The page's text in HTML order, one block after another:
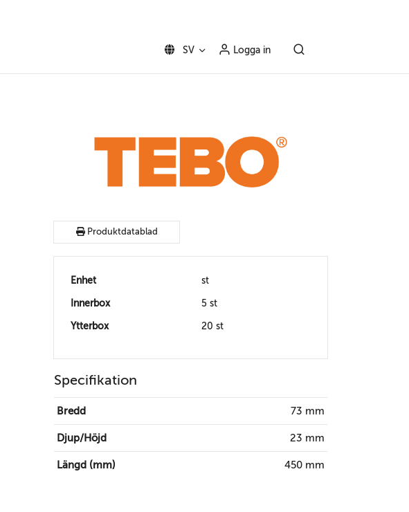
SV Logga in
Produktdatablad
Enhet st
Innerbox 5 st
Ytterbox 20 st
Specifikation
Bredd 73 mm
Djup/Höjd 23 mm
Längd (mm) 450 mm